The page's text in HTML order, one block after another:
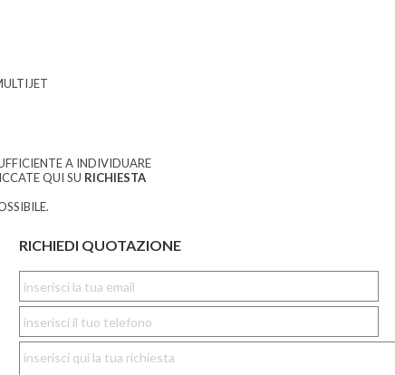
A INDIVIDUARE
QUI SU RICHIESTA
RICHIEDI QUOTAZIONE